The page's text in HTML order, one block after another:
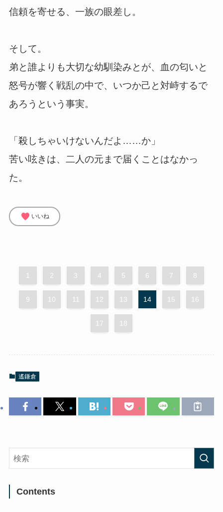
信頼を寄せる、一族の眼差し。
そして。
弟と誰よりも大切な幼馴染みとが、血の匂いと
怒号が響く戦乱の中で、いつか己と対峙するで
あろうという事実。
「殺しちゃいけないんだよ……か」
苦い呟きは、二人の元まで届くことはなかっ
た。
favorite いいね
1 2 3 4 5 6 7 8
9 10 11 12 13 14 15 16
17 18
遙鎌倉
Contents